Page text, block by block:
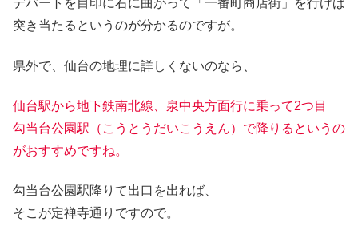
デパートを目印に右に曲がって「一番町商店街」を行けば
突き当たるというのが分かるのですが。
県外で、仙台の地理に詳しくないのなら、
仙台駅から地下鉄南北線、泉中央方面行に乗って2つ目
勾当台公園駅（こうとうだいこうえん）で降りるというの
がおすすめですね。
勾当台公園駅降りて出口を出れば、
そこが定禅寺通りですので。